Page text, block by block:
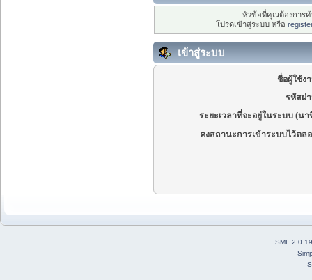
หัวข้อที่คุณต้องการ
โปรดเข้าสู่ระบบ หรือ
เข้าสู่ระบบ
ชื่อผู้ใช้ง
รหัสผ่
ระยะเวลาที่จะอยู่ในระบบ (นา
คงสถานะการเข้าระบบไว้ตล
SMF 2.0.19